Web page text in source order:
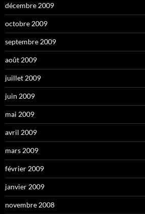
décembre 2009
octobre 2009
septembre 2009
août 2009
juillet 2009
juin 2009
mai 2009
avril 2009
mars 2009
février 2009
janvier 2009
novembre 2008